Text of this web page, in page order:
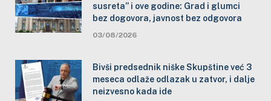
susreta” i ove godine: Grad i glumci
bez dogovora, javnost bez odgovora
03/08/2026
Bivši predsednik niške Skupštine već 3
meseca odlaže odlazak u zatvor, i dalje
neizvesno kada ide